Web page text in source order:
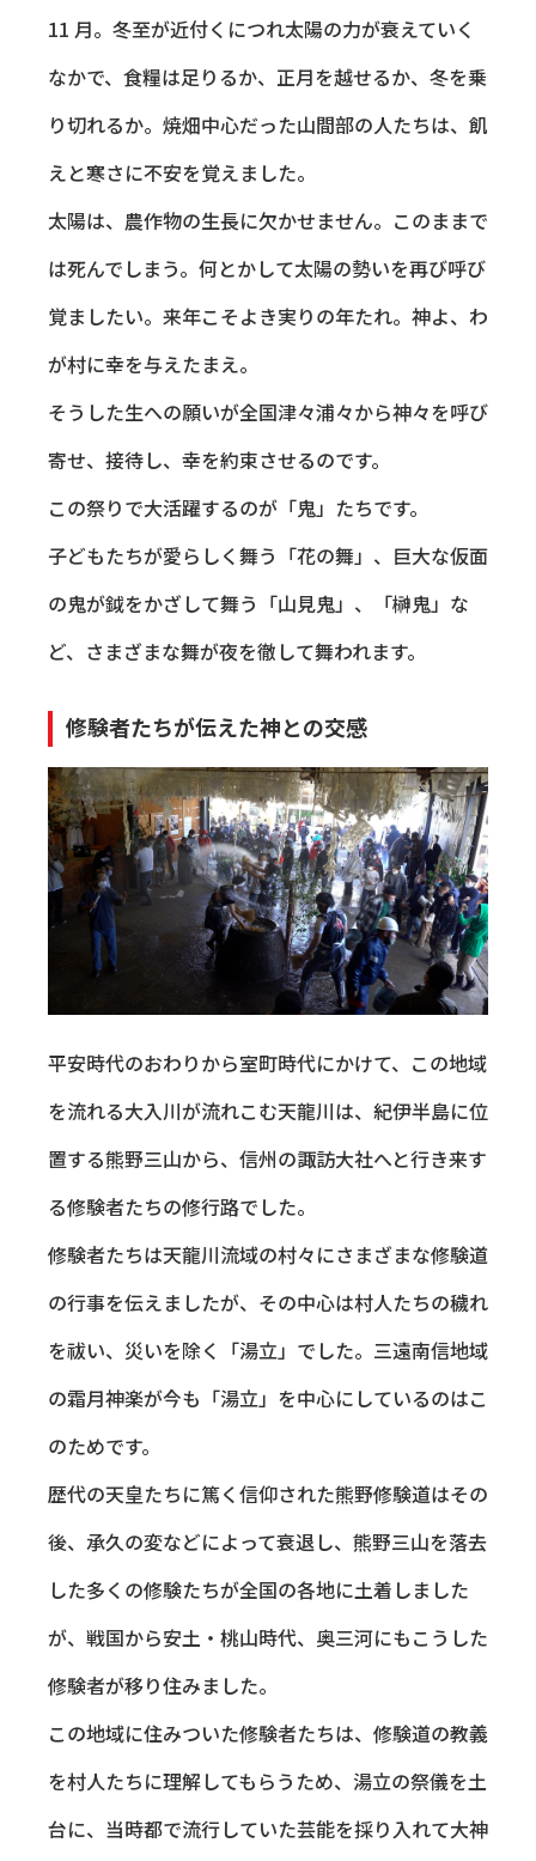
11 月。冬至が近付くにつれ太陽の力が衰えていく
なかで、食糧は足りるか、正月を越せるか、冬を乗
り切れるか。焼畑中心だった山間部の人たちは、飢
えと寒さに不安を覚えました。
太陽は、農作物の生長に欠かせません。このままで
は死んでしまう。何とかして太陽の勢いを再び呼び
覚ましたい。来年こそよき実りの年たれ。神よ、わ
が村に幸を与えたまえ。
そうした生への願いが全国津々浦々から神々を呼び
寄せ、接待し、幸を約束させるのです。
この祭りで大活躍するのが「鬼」たちです。
子どもたちが愛らしく舞う「花の舞」、巨大な仮面
の鬼が鉞をかざして舞う「山見鬼」、「榊鬼」な
ど、さまざまな舞が夜を徹して舞われます。
修験者たちが伝えた神との交感
平安時代のおわりから室町時代にかけて、この地域
を流れる大入川が流れこむ天龍川は、紀伊半島に位
置する熊野三山から、信州の諏訪大社へと行き来す
る修験者たちの修行路でした。
修験者たちは天龍川流域の村々にさまざまな修験道
の行事を伝えましたが、その中心は村人たちの穢れ
を祓い、災いを除く「湯立」でした。三遠南信地域
の霜月神楽が今も「湯立」を中心にしているのはこ
のためです。
歴代の天皇たちに篤く信仰された熊野修験道はその
後、承久の変などによって衰退し、熊野三山を落去
した多くの修験たちが全国の各地に土着しました
が、戦国から安土・桃山時代、奥三河にもこうした
修験者が移り住みました。
この地域に住みついた修験者たちは、修験道の教義
を村人たちに理解してもらうため、湯立の祭儀を土
台に、当時都で流行していた芸能を採り入れて大神